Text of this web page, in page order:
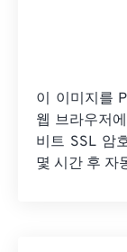
이 이미지를
웹 브라우저
비트 SSL 암
몇 시간 후 자